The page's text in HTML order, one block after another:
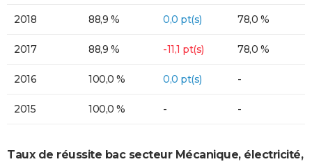
2018 88,9 % 0,0 pt(s) 78,0 %
2017 88,9 % -11,1 pt(s) 78,0 %
2016 100,0 % 0,0 pt(s) -
2015 100,0 % - -
Taux de réussite bac secteur Mécanique, électricité,